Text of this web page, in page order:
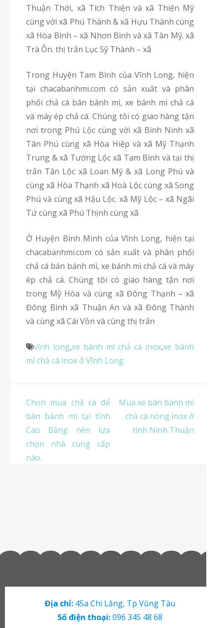
Thuận Thới, xã Tích Thiện và xã Thiện Mỹ
cùng với xã Phú Thành & xã Hựu Thành cùng
xã Hòa Bình – xã Nhơn Bình và xã Tân Mỹ. xã
Trà Ôn. thị trấn Lục Sỹ Thành – xã
Trong Huyện Tam Bình của Vĩnh Long, hiện
tại chacabanhmi.com có sản xuất và phân
phối chả cá bán bánh mì, xe bánh mì chả cá
và máy ép chả cá. Chúng tôi có giao hàng tận
nơi trong Phú Lộc cùng với xã Bình Ninh xã
Tân Phú cùng xã Hòa Hiệp và xã Mỹ Thạnh
Trung & xã Tường Lộc xã Tam Bình và tại thị
trấn Tân Lộc xã Loan Mỹ & xã Long Phú và
cùng xã Hòa Thạnh xã Hoà Lộc cùng xã Song
Phú và cùng xã Hậu Lộc. xã Mỹ Lộc – xã Ngãi
Tứ cùng xã Phú Thịnh cùng xã
Ở Huyện Bình Minh của Vĩnh Long, hiện tại
chacabanhmi.com có sản xuất và phân phối
chả cá bán bánh mì, xe bánh mì chả cá và máy
ép chả cá. Chúng tôi có giao hàng tận nơi
trong Mỹ Hòa và cùng xã Đông Thạnh – xã
Đông Bình xã Thuận An và xã Đông Thành
và cùng xã Cái Vồn và cùng thị trấn
vĩnh long,xe bánh mì chả cá inox,xe bánh
mì chả cá inox ở Vĩnh Long
Điều
hướng
bài
viết
Chọn mua chả cá để
bán bánh mì tại tỉnh
Cao Bằng nên lựa
chọn nhà cung cấp
nào.
Mua xe bán bánh mì
chả cá nóng inox ở
tinh Ninh Thuận
Địa chỉ: 45a Chi Lăng, Tp Vũng Tàu
Số điện thoại:096 345 48 68